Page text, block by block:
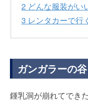
2 どんな服装がい
3 レンタカーで行
ガンガラーの
鍾乳洞が崩れてでき